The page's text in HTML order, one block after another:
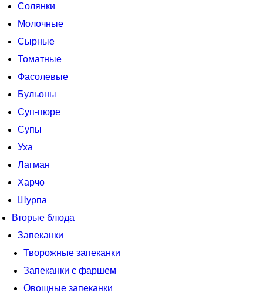
Солянки
Молочные
Сырные
Томатные
Фасолевые
Бульоны
Суп-пюре
Супы
Уха
Лагман
Харчо
Шурпа
Вторые блюда
Запеканки
Творожные запеканки
Запеканки с фаршем
Овощные запеканки